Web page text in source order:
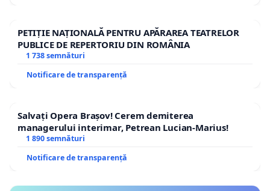
PETIȚIE NAȚIONALĂ PENTRU APĂRAREA TEATRELOR
PUBLICE DE REPERTORIU DIN ROMÂNIA
1 738 semnături
Notificare de transparență
Salvați Opera Brașov! Cerem demiterea
managerului interimar, Petrean Lucian-Marius!
1 890 semnături
Notificare de transparență